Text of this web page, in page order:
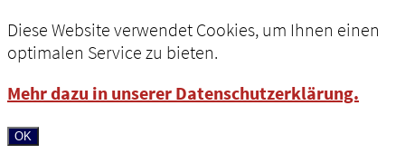
Diese Website verwendet Cookies, um Ihnen einen
optimalen Service zu bieten.
Mehr dazu in unserer Datenschutzerklärung.
OK